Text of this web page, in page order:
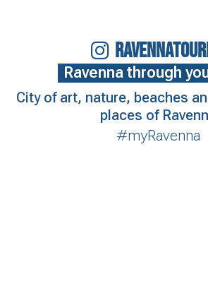
Ravenna through
City of art, nature, beaches
places of
#myRavenna